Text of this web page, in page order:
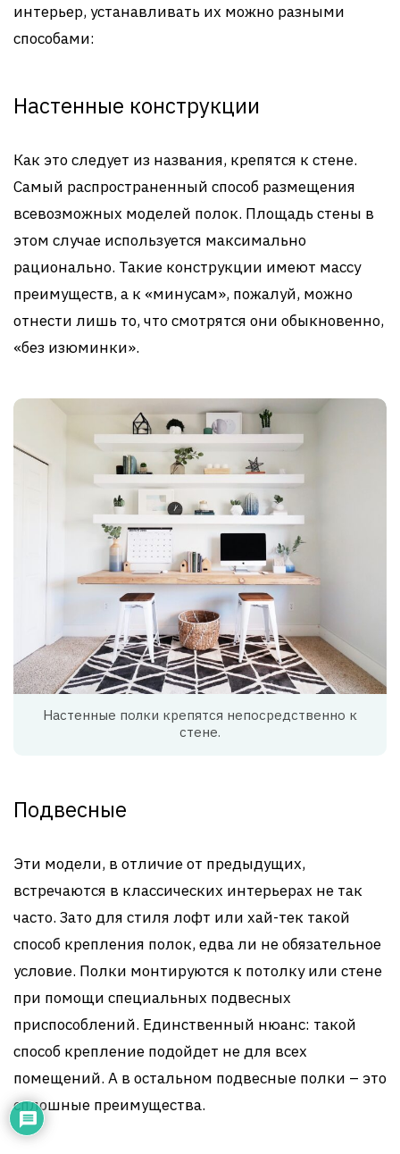
интерьер, устанавливать их можно разными
способами:
Настенные конструкции
Как это следует из названия, крепятся к стене.
Самый распространенный способ размещения
всевозможных моделей полок. Площадь стены в
этом случае используется максимально
рационально. Такие конструкции имеют массу
преимуществ, а к «минусам», пожалуй, можно
отнести лишь то, что смотрятся они обыкновенно,
«без изюминки».
Настенные полки крепятся непосредственно к
стене.
Подвесные
Эти модели, в отличие от предыдущих,
встречаются в классических интерьерах не так
часто. Зато для стиля лофт или хай-тек такой
способ крепления полок, едва ли не обязательное
условие. Полки монтируются к потолку или стене
при помощи специальных подвесных
приспособлений. Единственный нюанс: такой
способ крепление подойдет не для всех
помещений. А в остальном подвесные полки – это
сплошные преимущества.